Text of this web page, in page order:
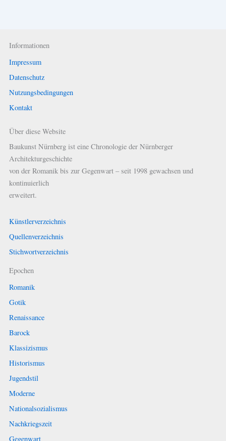
Informationen
Impressum
Datenschutz
Nutzungsbedingungen
Kontakt
Über diese Website
Baukunst Nürnberg ist eine Chronologie der Nürnberger
Architekturgeschichte
von der Romanik bis zur Gegenwart – seit 1998 gewachsen und
kontinuierlich
erweitert.
Künstlerverzeichnis
Quellenverzeichnis
Stichwortverzeichnis
Epochen
Romanik
Gotik
Renaissance
Barock
Klassizismus
Historismus
Jugendstil
Moderne
Nationalsozialismus
Nachkriegszeit
Gegenwart